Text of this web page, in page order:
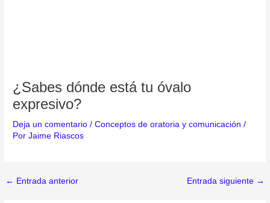
¿Sabes dónde está tu óvalo
expresivo?
Deja un comentario /Conceptos de oratoria y comunicación /
PorJaime Riascos
← Entrada anterior Entrada siguiente →